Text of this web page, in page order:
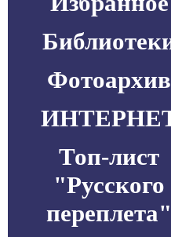
Фотоархив
Топ-лист
"Русского
переплета"